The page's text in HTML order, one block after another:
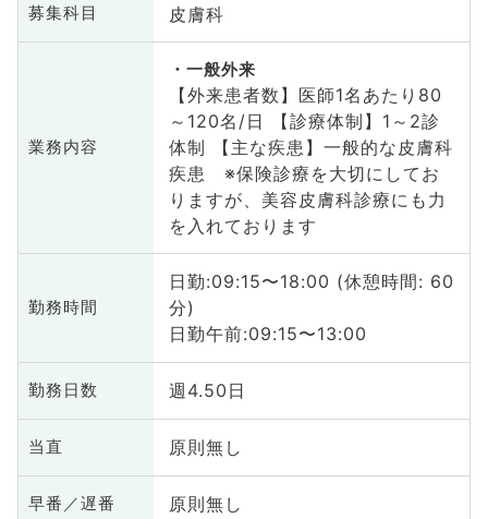
募集科目 皮膚科
業務内容
一般外来
【外来患者数】医師1名あたり80
～120名/日 【診療体制】1～2診
体制 【主な疾患】一般的な皮膚科
疾患 ※保険診療を大切にしてお
りますが、美容皮膚科診療にも力
を入れております
勤務時間
日勤:09:15〜18:00 (休憩時間: 60
分)
日勤午前:09:15〜13:00
勤務日数 週4.50日
当直 原則無し
早番／遅番 原則無し